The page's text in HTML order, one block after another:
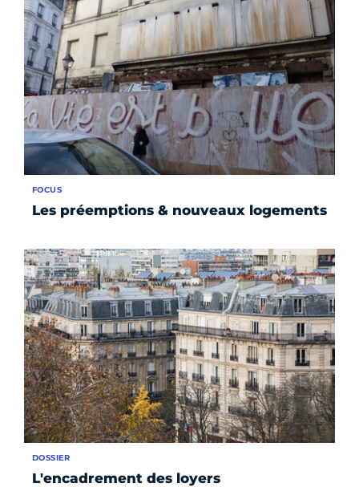
Les préemptions & nouveaux logements
FOCUS
L'encadrement des loyers
DOSSIER